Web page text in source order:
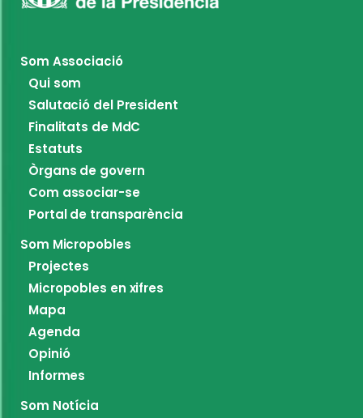
Som Associació
Qui som
Salutació del President
Finalitats de MdC
Estatuts
Òrgans de govern
Com associar-se
Portal de transparència
Som Micropobles
Projectes
Micropobles en xifres
Mapa
Agenda
Opinió
Informes
Som Notícia